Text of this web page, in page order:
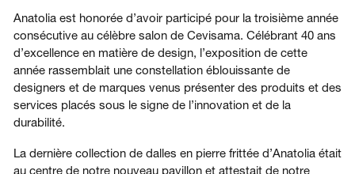
Anatolia est honorée d’avoir participé pour la troisième année
consécutive au célèbre salon de Cevisama. Célébrant 40 ans
d’excellence en matière de design, l’exposition de cette
année rassemblait une constellation éblouissante de
designers et de marques venus présenter des produits et des
services placés sous le signe de l’innovation et de la
durabilité.
La dernière collection de dalles en pierre frittée d’Anatolia était
au centre de notre nouveau pavillon et attestait de notre